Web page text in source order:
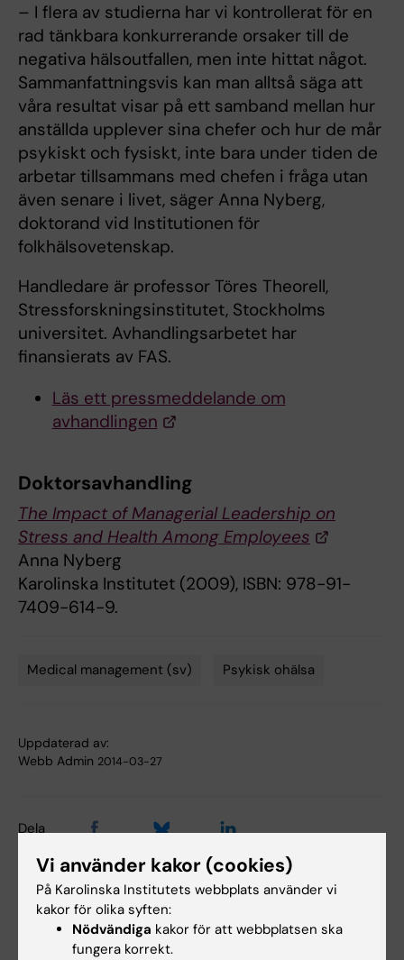
– I flera av studierna har vi kontrollerat för en
rad tänkbara konkurrerande orsaker till de
negativa hälsoutfallen, men inte hittat något.
Sammanfattningsvis kan man alltså säga att
våra resultat visar på ett samband mellan hur
anställda upplever sina chefer och hur de mår
psykiskt och fysiskt, inte bara under tiden de
arbetar tillsammans med chefen i fråga utan
även senare i livet, säger Anna Nyberg,
doktorand vid Institutionen för
folkhälsovetenskap.
Handledare är professor Töres Theorell,
Stressforskningsinstitutet, Stockholms
universitet. Avhandlingsarbetet har
finansierats av FAS.
Läs ett pressmeddelande om
avhandlingen
Doktorsavhandling
The Impact of Managerial Leadership on
Stress and Health Among Employees
Anna Nyberg
Karolinska Institutet (2009), ISBN: 978-91-
7409-614-9.
Medical management (sv) Psykisk ohälsa
Uppdaterad av:
Webb Admin 2014-03-27
Dela
Relaterade artiklar
Vi använder kakor (cookies)
På Karolinska Institutets webbplats använder vi
kakor för olika syften:
Nödvändiga kakor för att webbplatsen ska
fungera korrekt.